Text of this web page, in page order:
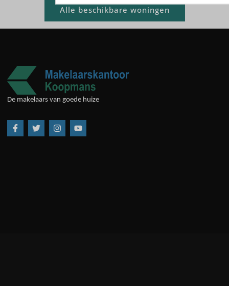
Alle beschikbare woningen
De makelaars van goede huize